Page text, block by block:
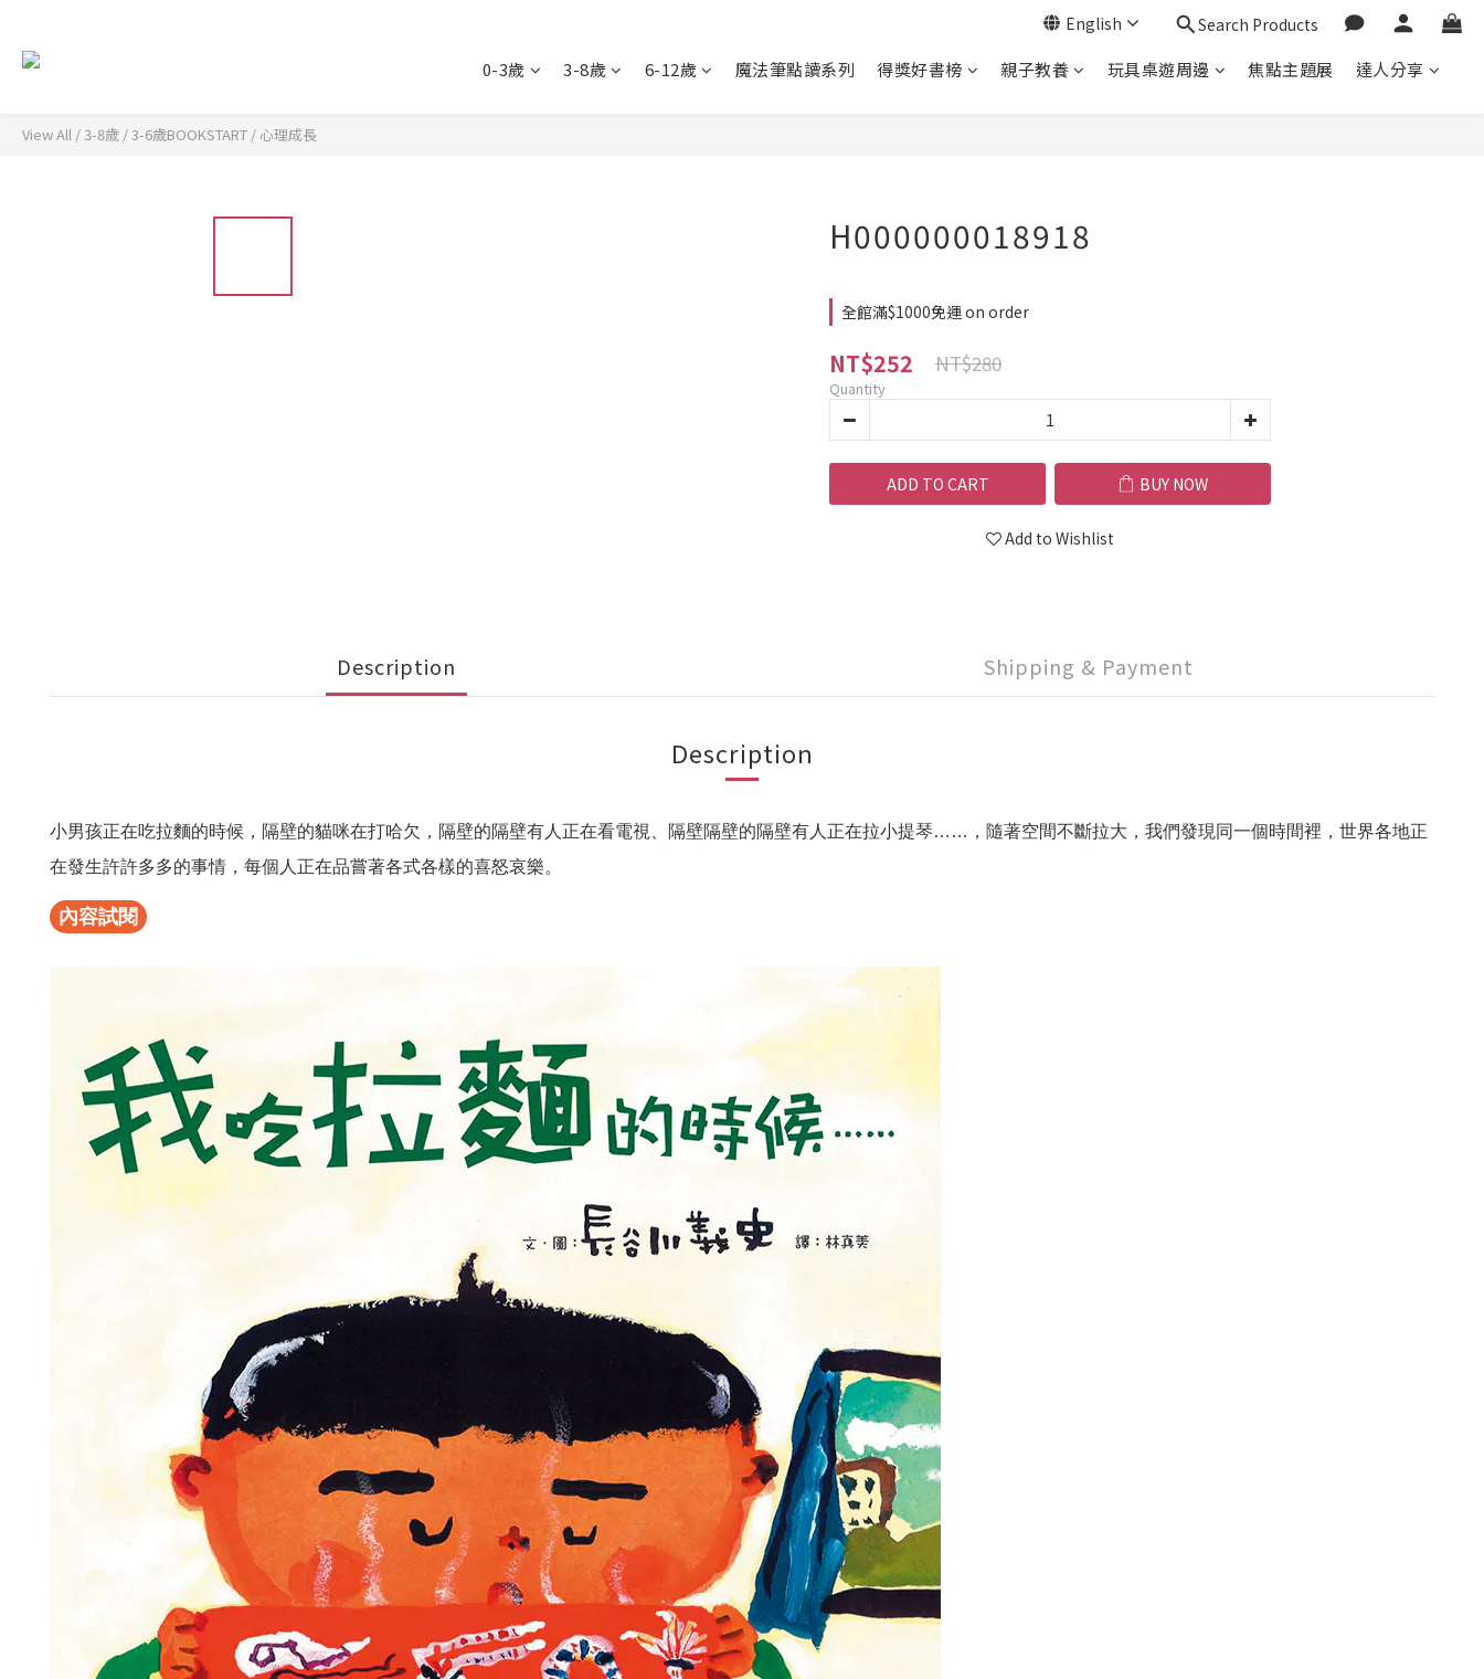
English Search Products
0-3歲 3-8歲 6-12歲 魔法筆點讀系列 得獎好書榜 親子教養 玩具桌遊周邊 焦點主題展 達人分享
View All /3-8歲 /3-6歲BOOKSTART / 心理成長
H000000018918
全館滿$1000免運 on order
NT$252 NT$280
Quantity
ADD TO CART BUY NOW
Add to Wishlist
Description Shipping & Payment
Description
小男孩正在吃拉麵的時候，隔壁的貓咪在打哈欠，隔壁的隔壁有人正在看電視、隔壁隔壁的隔壁有人正在拉小提琴……，隨著空間不斷拉大，我們發現同一個時間裡，世界各地正
在發生許許多多的事情，每個人正在品嘗著各式各樣的喜怒哀樂。
內容試閱